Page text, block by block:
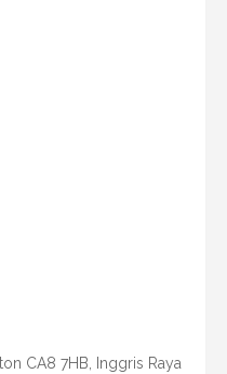
CA8 7HB, Inggris Raya